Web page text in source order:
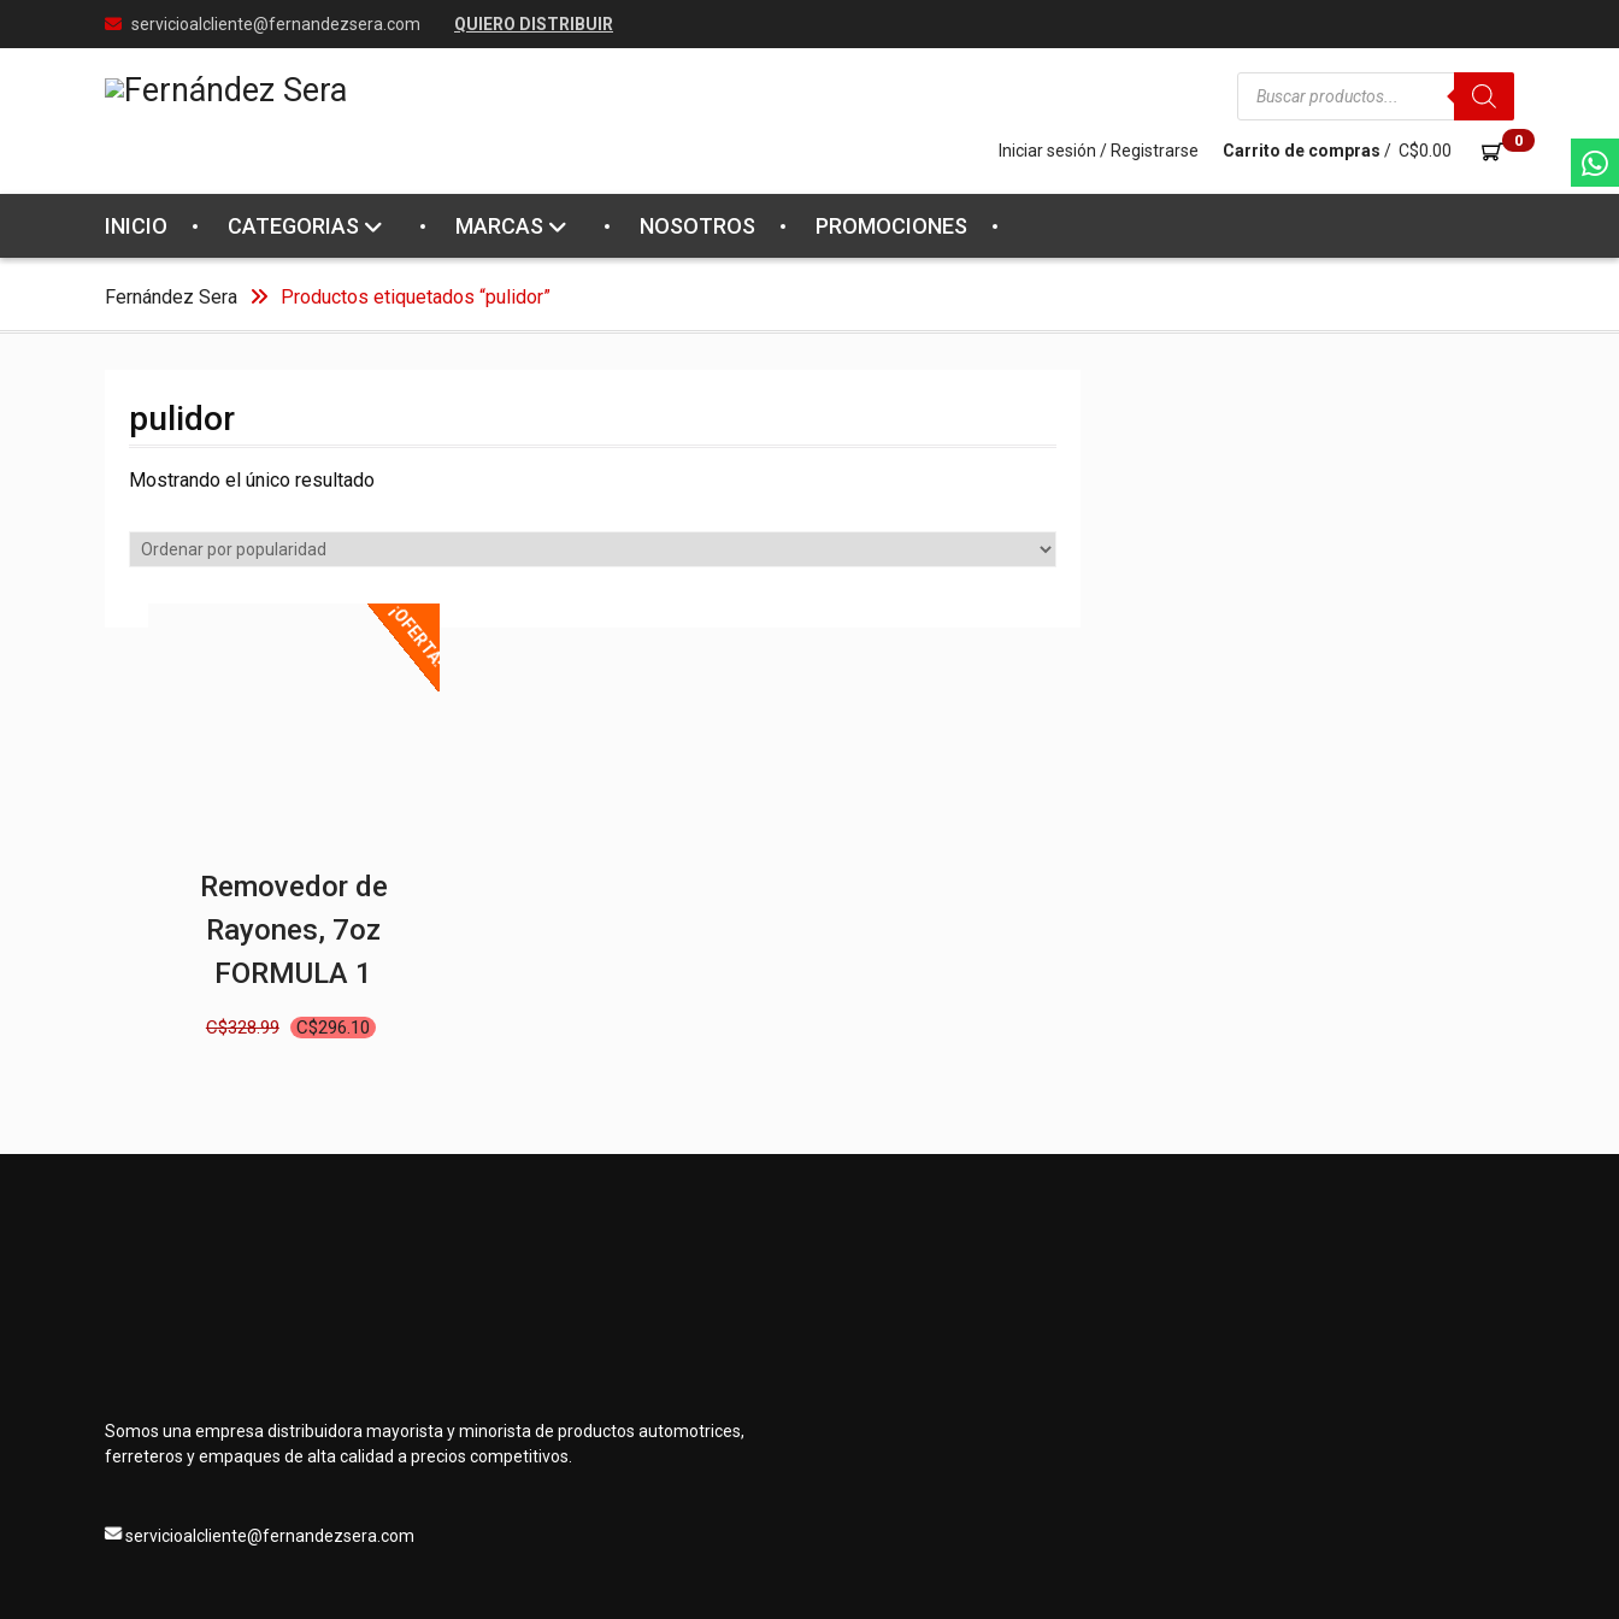
servicioalcliente@fernandezsera.com QUIERO DISTRIBUIR
Búsqueda
de
productos
Iniciar sesión / Registrarse Carrito de compras / C$0.00
0
INICIO CATEGORIAS MARCAS NOSOTROS PROMOCIONES
Fernández Sera Productos etiquetados “pulidor”
pulidor
Mostrando el único resultado
¡OFERTA!
Removedor de
Rayones, 7oz
FORMULA 1
C$328.99 ElC$296.10
Somos una empresa distribuidora mayorista y minorista de productos automotrices,
ferreteros y empaques de alta calidad a precios competitivos.
servicioalcliente@fernandezsera.com